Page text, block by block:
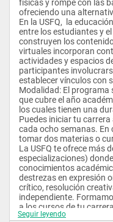
físicas y rompe con las
ofreciendo una
En la USFQ,  la
entre los estudiantes y
construyen los
virtuales incorporan
actividades y espacios
participantes
establecer vínculos con
Modalidad: El programa
que cubre el año
los cuales tienen una
Puedes iniciar tu carrera
cada ocho semanas. En
tomar dos materias o
La USFQ te ofrece más
especializaciones)
conocimientos
destrezas en expresión
crítico, resolución
independiente.
a los cursos de tu
cultura general y artes a
Seguir leyendo